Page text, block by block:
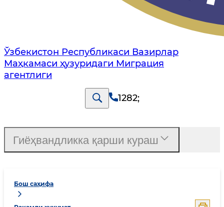
Ўзбекистон Республикаси Вазирлар
Маҳкамаси ҳузуридаги Миграция
агентлиги
1282;
Бош саҳифа
Гиёҳвандликка қарши кураш